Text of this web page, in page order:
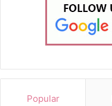
Popular